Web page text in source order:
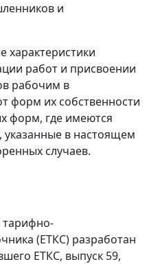
и
характеристики
работ и присвоении
рабочим в
форм их собственности
форм, где имеются
указанные в настоящем
случаев.
тарифно-
(ЕТКС) разработан
ЕТКС, выпуск 59,